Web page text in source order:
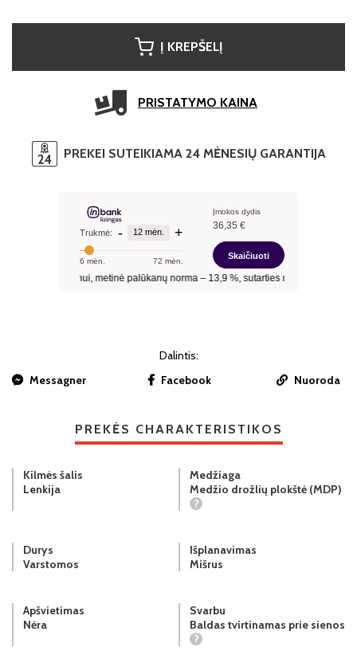
Į KREPŠELĮ
PRISTATYMO KAINA
PREKEI SUTEIKIAMA 24 MĖNESIŲ GARANTIJA
Dalintis:
Messagner
Facebook Nuoroda
PREKĖS CHARAKTERISTIKOS
Kilmės šalis
Lenkija
Medžiaga
Medžio drožlių plokštė (MDP)
?
Durys
Varstomos
Išplanavimas
Mišrus
Apšvietimas
Nėra
Svarbu
Baldas tvirtinamas prie sienos
?